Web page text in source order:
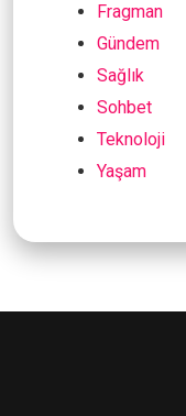
Fragman
Gündem
Sağlık
Sohbet
Teknoloji
Yaşam